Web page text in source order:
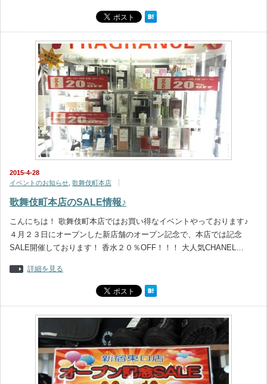
2015-4-28
イベントのお知らせ 歌舞伎町本店
歌舞伎町本店のSALE情報♪
こんにちは！ 歌舞伎町本店ではお買い得なイベントやっております♪
４月２３日にオープンした新店舗のオープン記念で、本店では記念
SALE開催しております！ 香水２０％OFF！！！ 大人気CHANEL…
詳細を見る